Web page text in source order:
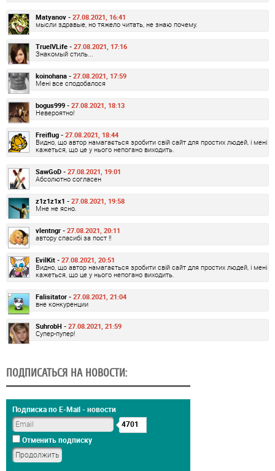
Matyanov - 27.08.2021, 16:41
мысли здравые, но тяжело читать, не знаю почему.
TrueIVLife - 27.08.2021, 17:16
Знакомый стиль...
koinohana - 27.08.2021, 17:59
Мені все сподобалося
bogus999 - 27.08.2021, 18:13
Невероятно!
Freiflug - 27.08.2021, 18:44
Видно, що автор намагається зробити свій сайт для простих людей, і мені
кажеться, що це у нього непогано виходить.
SawGoD - 27.08.2021, 19:01
Абсолютно согласен
z1z1z1x1 - 27.08.2021, 19:58
Мне не ясно.
vlentngr - 27.08.2021, 20:11
автору спасибі за пост !!
EvilKit - 27.08.2021, 20:51
Видно, що автор намагається зробити свій сайт для простих людей, і мені
кажеться, що це у нього непогано виходить.
Falisitator - 27.08.2021, 21:04
вне конкуренции
SuhrobH - 27.08.2021, 21:59
Супер-пупер!
ПОДПИСАТЬСЯ НА НОВОСТИ:
Подписка по E-Mail - новости
4701
Отменить подписку